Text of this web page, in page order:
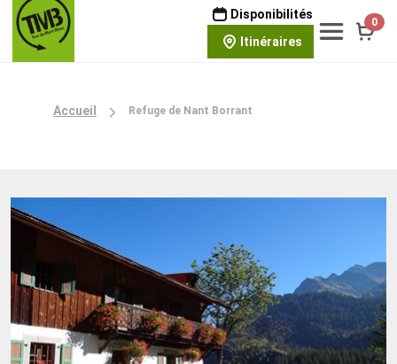
Disponibilités
Itinéraires
0
Accueil Refuge de Nant Borrant